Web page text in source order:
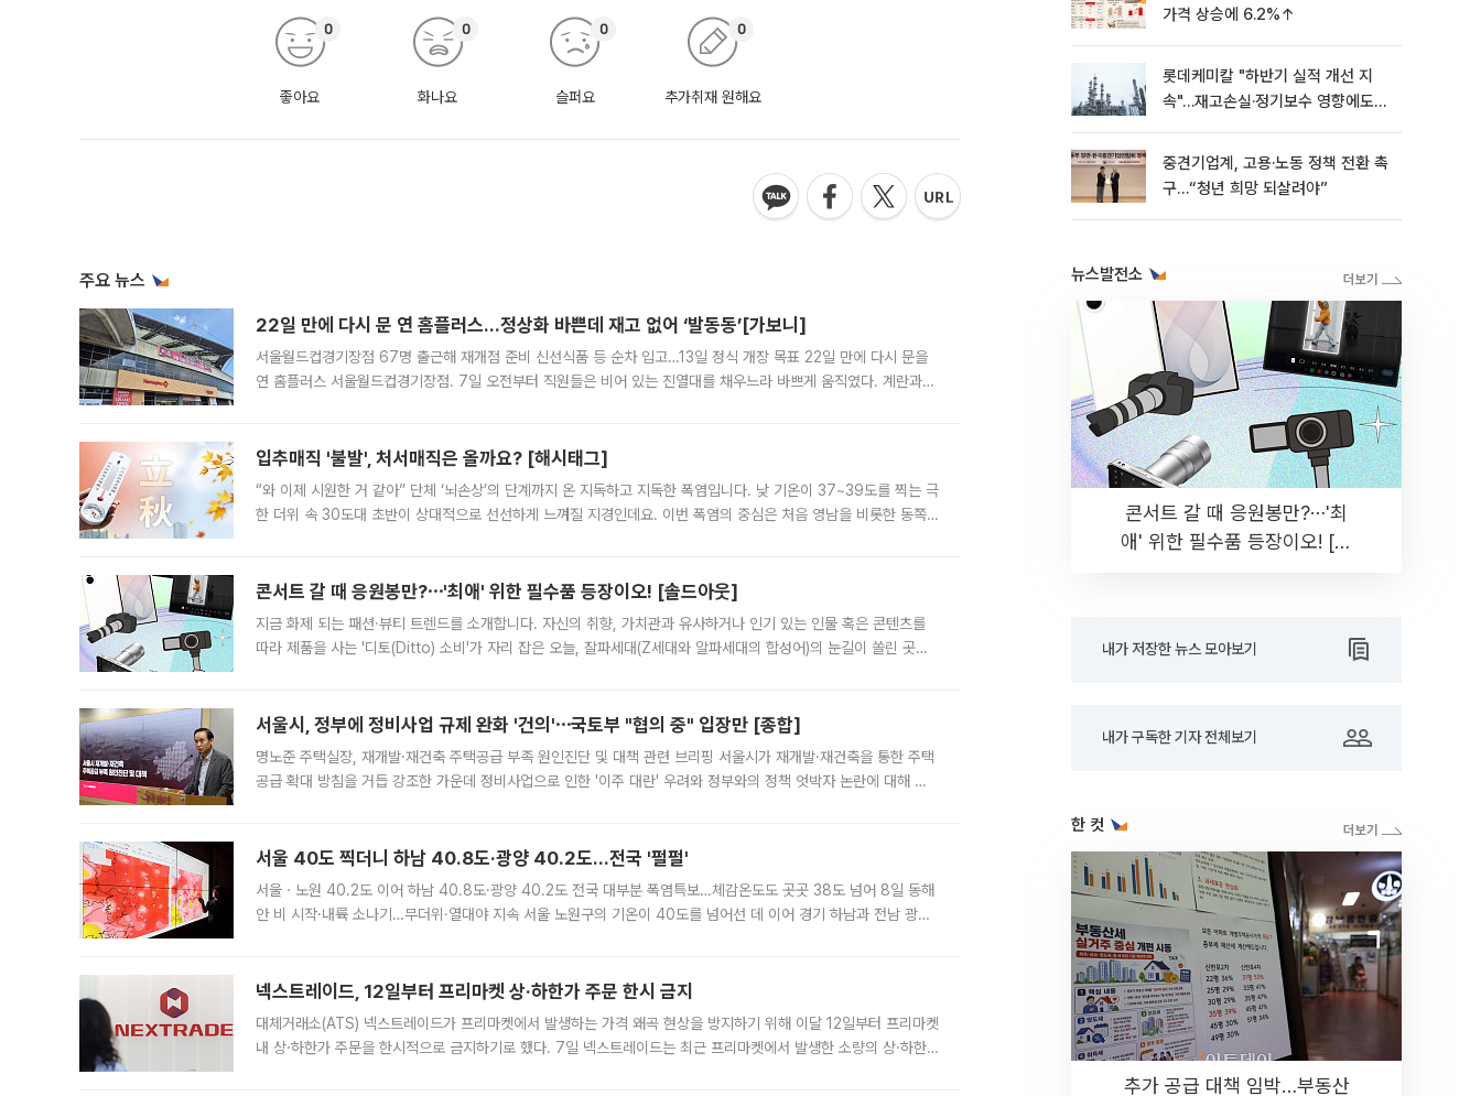
좋아요
0
화나요
0
슬퍼요
0
추가취재 원해요
0
주요 뉴스
22일 만에 다시 문 연 홈플러스…정상화 바쁜데 재고 없어 ‘발동동’[가보니]
서울월드컵경기장점 67명 출근해 재개점 준비 신선식품 등 순차 입고…13일 정식 개장 목표 22일 만에 다시 문을
연 홈플러스 서울월드컵경기장점. 7일 오전부터 직원들은 비어 있는 진열대를 채우느라 바쁘게 움직였다. 계란과
입추매직 '불발', 처서매직은 올까요? [해시태그]
“와 이제 시원한 거 같아” 단체 ‘뇌손상’의 단계까지 온 지독하고 지독한 폭염입니다. 낮 기온이 37~39도를 찍는 극
한 더위 속 30도대 초반이 상대적으로 선선하게 느껴질 지경인데요. 이번 폭염의 중심은 처음 영남을 비롯한 동쪽
콘서트 갈 때 응원봉만?⋯'최애' 위한 필수품 등장이오! [솔드아웃]
지금 화제 되는 패션·뷰티 트렌드를 소개합니다. 자신의 취향, 가치관과 유사하거나 인기 있는 인물 혹은 콘텐츠를
따라 제품을 사는 '디토(Ditto) 소비'가 자리 잡은 오늘, 잘파세대(Z세대와 알파세대의 합성어)의 눈길이 쏠린 곳은
서울시, 정부에 정비사업 규제 완화 '건의'⋯국토부 "협의 중" 입장만 [종합]
명노준 주택실장, 재개발·재건축 주택공급 부족 원인진단 및 대책 관련 브리핑 서울시가 재개발·재건축을 통한 주택
공급 확대 방침을 거듭 강조한 가운데 정비사업으로 인한 '이주 대란' 우려와 정부와의 정책 엇박자 논란에 대해 정
서울 40도 찍더니 하남 40.8도·광양 40.2도…전국 '펄펄'
서울ㆍ노원 40.2도 이어 하남 40.8도·광양 40.2도 전국 대부분 폭염특보…체감온도도 곳곳 38도 넘어 8일 동해
안 비 시작·내륙 소나기…무더위·열대야 지속 서울 노원구의 기온이 40도를 넘어선 데 이어 경기 하남과 전남 광양
넥스트레이드, 12일부터 프리마켓 상·하한가 주문 한시 금지
대체거래소(ATS) 넥스트레이드가 프리마켓에서 발생하는 가격 왜곡 현상을 방지하기 위해 이달 12일부터 프리마켓
내 상·하한가 주문을 한시적으로 금지하기로 했다. 7일 넥스트레이드는 최근 프리마켓에서 발생한 소량의 상·하한
가격 상승에 6.2%↑
롯데케미칼 "하반기 실적 개선 지
속"…재고손실·정기보수 영향에도
중견기업계, 고용·노동 정책 전환 촉
구…“청년 희망 되살려야”
뉴스발전소
콘서트 갈 때 응원봉만?⋯'최
애' 위한 필수품 등장이오! [솔
내가 저장한 뉴스 모아보기
내가 구독한 기자 전체보기
한 컷
추가 공급 대책 임박…부동산